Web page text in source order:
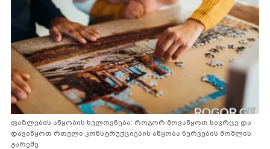
ფაზლების აწყობის ხელოვნება: როგორ მოვაწყოთ სივრცე და
დავიწყოთ რთული კონსტრუქციების აწყობა ნერვების მოშლის
გარეშე